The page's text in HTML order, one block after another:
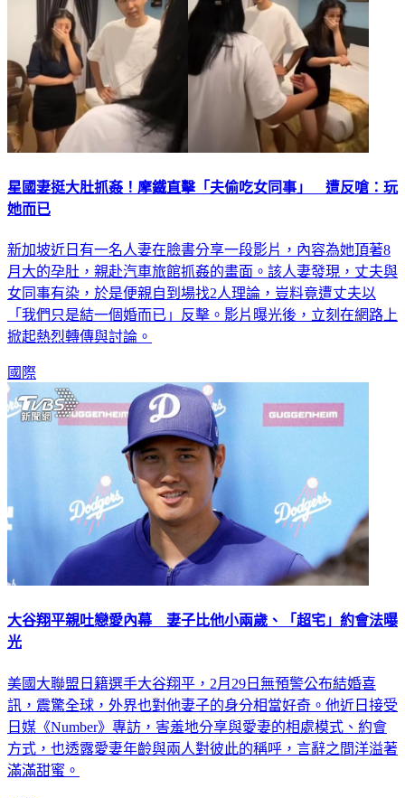
星國妻挺大肚抓姦！摩鐵直擊「夫偷吃女同事」 遭反嗆：玩
她而已
新加坡近日有一名人妻在臉書分享一段影片，內容為她頂著8
月大的孕肚，親赴汽車旅館抓姦的畫面。該人妻發現，丈夫與
女同事有染，於是便親自到場找2人理論，豈料竟遭丈夫以
「我們只是結一個婚而已」反擊。影片曝光後，立刻在網路上
掀起熱烈轉傳與討論。
國際
大谷翔平親吐戀愛內幕 妻子比他小兩歲、「超宅」約會法曝
光
美國大聯盟日籍選手大谷翔平，2月29日無預警公布結婚喜
訊，震驚全球，外界也對他妻子的身分相當好奇。他近日接受
日媒《Number》專訪，害羞地分享與愛妻的相處模式、約會
方式，也透露愛妻年齡與兩人對彼此的稱呼，言辭之間洋溢著
滿滿甜蜜。